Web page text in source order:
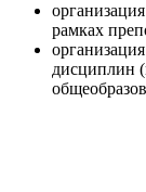
рамках
дисциплин